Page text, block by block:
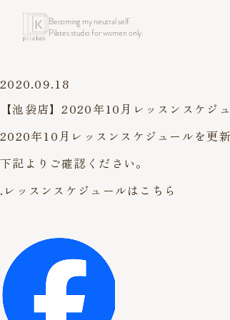
Becoming my neutral self.
Pilates studio for women only.
2020.09.18
【池袋店】2020年10月レッスンスケジ
2020年10月レッスンスケジュールを更新
下記よりご確認ください。
.レッスンスケジュールはこちら